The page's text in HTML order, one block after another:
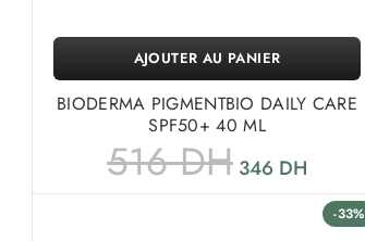
BIODERMA PIGMENTBIO DAILY CARE
SPF50+ 40 ML
516DH 346 DH
AJOUTER AU PANIER
-33%